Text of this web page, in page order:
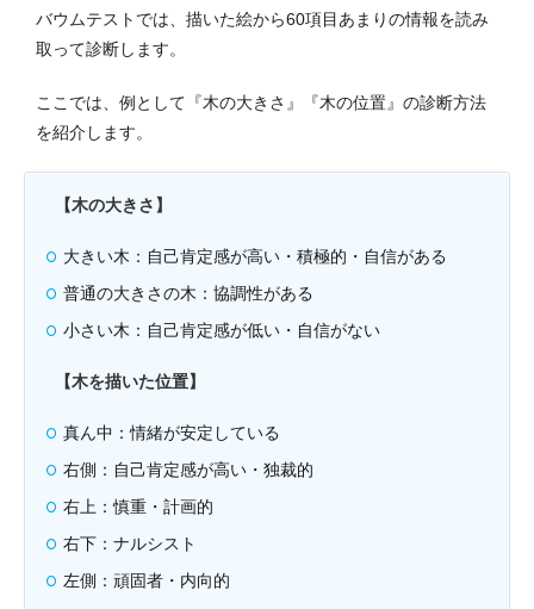
バウムテストでは、描いた絵から60項目あまりの情報を読み
取って診断します。
ここでは、例として『木の大きさ』『木の位置』の診断方法
を紹介します。
【木の大きさ】
大きい木：自己肯定感が高い・積極的・自信がある
普通の大きさの木：協調性がある
小さい木：自己肯定感が低い・自信がない
【木を描いた位置】
真ん中：情緒が安定している
右側：自己肯定感が高い・独裁的
右上：慎重・計画的
右下：ナルシスト
左側：頑固者・内向的